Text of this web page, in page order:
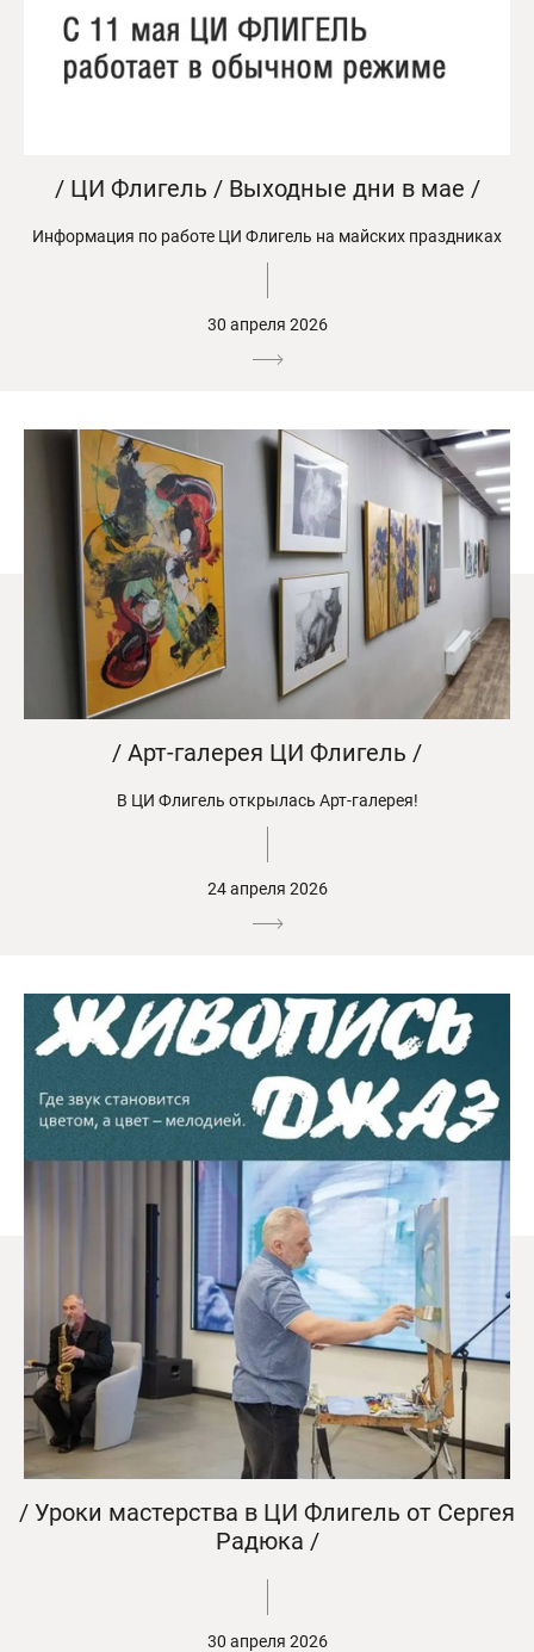
/ ЦИ Флигель / Выходные дни в мае /
Информация по работе ЦИ Флигель на майских праздниках
30 апреля 2026
/ Арт-галерея ЦИ Флигель /
В ЦИ Флигель открылась Арт-галерея!
24 апреля 2026
/ Уроки мастерства в ЦИ Флигель от Сергея
Радюка /
30 апреля 2026